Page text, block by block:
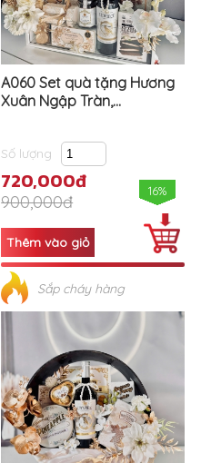
A060 Set quà tặng Hương
Xuân Ngập Tràn,...
Số lượng
720,000đ
900,000đ
16%
Sắp cháy hàng